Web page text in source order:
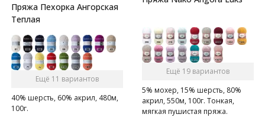
Пряжа Пехорка Ангорская
Теплая
Ещё 11 вариантов
40% шерсть, 60% акрил, 480м,
100г.
Ещё 19 вариантов
5% мохер, 15% шерсть, 80%
акрил, 550м, 100г. Тонкая,
мягкая пушистая пряжа.